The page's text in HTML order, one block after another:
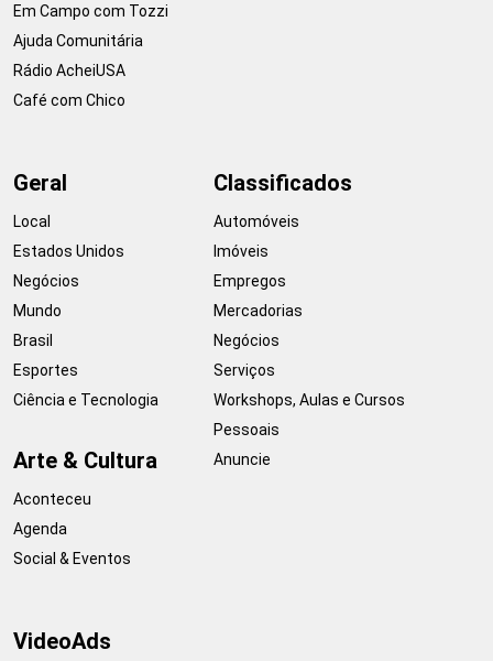
Em Campo com Tozzi
Ajuda Comunitária
Rádio AcheiUSA
Café com Chico
Geral
Local
Estados Unidos
Negócios
Mundo
Brasil
Esportes
Ciência e Tecnologia
Arte & Cultura
Aconteceu
Agenda
Social & Eventos
Classificados
Automóveis
Imóveis
Empregos
Mercadorias
Negócios
Serviços
Workshops, Aulas e Cursos
Pessoais
Anuncie
VideoAds